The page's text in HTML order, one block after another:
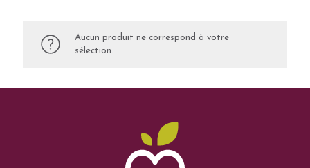
Aucun produit ne correspond à votre
sélection.